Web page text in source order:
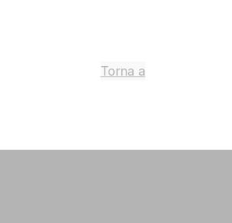
Torna a